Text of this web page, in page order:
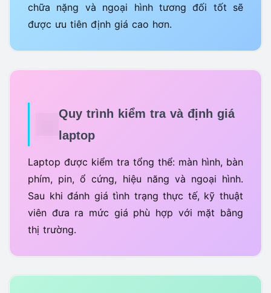
chữa nặng và ngoại hình tương đối tốt sẽ
được ưu tiên định giá cao hơn.
Quy trình kiểm tra và định giá
laptop
Laptop được kiểm tra tổng thể: màn hình, bàn
phím, pin, ổ cứng, hiệu năng và ngoại hình.
Sau khi đánh giá tình trạng thực tế, kỹ thuật
viên đưa ra mức giá phù hợp với mặt bằng
thị trường.